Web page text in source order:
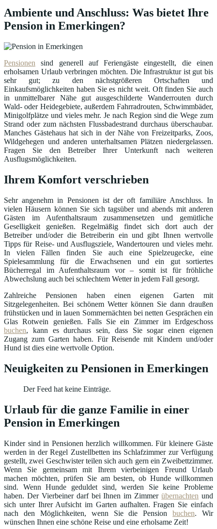
Ambiente und Anschluss: Was bietet Ihre
Pension in Emerkingen?
Pensionen sind generell auf Feriengäste eingestellt, die einen
erholsamen Urlaub verbringen möchten. Die Infrastruktur ist gut bis
sehr gut; zu den nächstgrößeren Ortschaften und
Einkaufsmöglichkeiten haben Sie es nicht weit. Oft finden Sie auch
in unmittelbarer Nähe gut ausgeschilderte Wanderrouten durch
Wald- oder Heidegebiete, außerdem Fahrradrouten, Schwimmbäder,
Minigolfplätze und vieles mehr. Je nach Region sind die Wege zum
Strand oder zum nächsten Flussbadestrand durchaus überschaubar.
Manches Gästehaus hat sich in der Nähe von Freizeitparks, Zoos,
Wildgehegen und anderen unterhaltsamen Plätzen niedergelassen.
Fragen Sie den Betreiber Ihrer Unterkunft nach weiteren
Ausflugsmöglichkeiten.
Ihrem Komfort verschrieben
Sehr angenehm in Pensionen ist der oft familiäre Anschluss. In
vielen Häusern können Sie sich tagsüber und abends mit anderen
Gästen im Aufenthaltsraum zusammensetzen und gemütliche
Geselligkeit genießen. Regelmäßig findet sich dort auch der
Betreiber und/oder die Betreiberin ein und gibt Ihnen wertvolle
Tipps für Reise- und Ausflugsziele, Wandertouren und vieles mehr.
In vielen Fällen finden Sie auch eine Spielzeugecke, eine
Spielesammlung für die Erwachsenen und ein gut sortiertes
Bücherregal im Aufenthaltsraum vor – somit ist für fröhliche
Abwechslung auch bei schlechtem Wetter in jedem Fall gesorgt.
Zahlreiche Pensionen haben einen eigenen Garten mit
Sitzgelegenheiten. Bei schönem Wetter können Sie dann draußen
frühstücken und in lauen Sommernächten bei netten Gesprächen ein
Glas Rotwein genießen. Falls Sie ein Zimmer im Erdgeschoss
buchen, kann es durchaus sein, dass Sie sogar einen eigenen
Zugang zum Garten haben. Für Reisende mit Kindern und/oder
Hund ist dies eine wertvolle Option.
Neuigkeiten zu Pensionen in Emerkingen
Der Feed hat keine Einträge.
Urlaub für die ganze Familie in einer
Pension in Emerkingen
Kinder sind in Pensionen herzlich willkommen. Für kleinere Gäste
werden in der Regel Zustellbetten ins Schlafzimmer zur Verfügung
gestellt, zwei Geschwister teilen sich auch gern ein Zweibettzimmer.
Wenn Sie gemeinsam mit Ihrem vierbeinigen Freund Urlaub
machen möchten, prüfen Sie am besten, ob Hunde willkommen
sind. Wenn Hunde geduldet sind, werden Sie keine Probleme
haben. Der Vierbeiner darf bei Ihnen im Zimmerübernachten und
sich unter Ihrer Aufsicht im Garten aufhalten. Fragen Sie einfach
nach den Möglichkeiten, wenn Sie die Pensionbuchen. Wir
wünschen Ihnen eine schöne Reise und eine erholsame Zeit!